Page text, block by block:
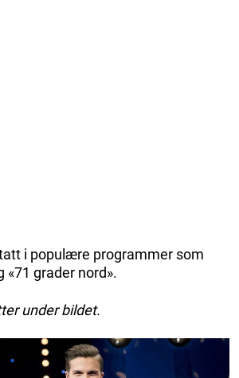
i populære programmer som
«71 grader nord».
under bildet.